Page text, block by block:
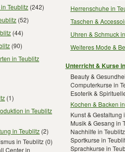
Teublitz (242)
(52)
(44)
(90)
in Teublitz
(1)
in Teublitz
in Teublitz (2)
in Teublitz (0)
Center in
Herrenschuhe in
Taschen &
Uhren & Schmuck
Weiteres Mode &
Unterricht & Kurse
Beauty &
Computerkurse in
Esoterik &
Kochen & Backen
Kunst & Gestaltung
Musik & Gesang in
Nachhilfe in Teublitz
Sportkurse in
Sprachkurse in